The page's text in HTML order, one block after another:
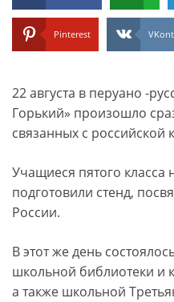
Pinterest
22 августа в перуано -
Горький» произошло
связанных с российской
Учащиеся пятого
подготовили стенд,
России.
В этот же день
школьной библиотеки и
а также школьной